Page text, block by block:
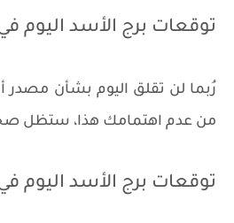
توقعات برج الأسد اليوم
رُبما لن تقلق اليوم بشأن مصدر
من عدم اهتمامك هذا، ستظل
توقعات برج الأسد اليوم